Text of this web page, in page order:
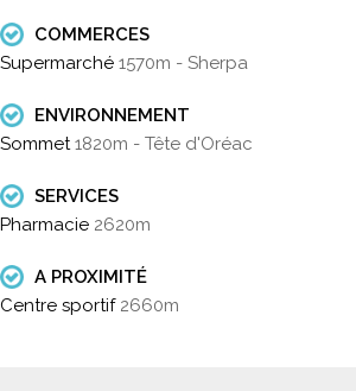
COMMERCES
Supermarché 1570m - Sherpa
ENVIRONNEMENT
Sommet1820m - Tête d'Oréac
SERVICES
Pharmacie 2620m
A PROXIMITÉ
Centre sportif 2660m